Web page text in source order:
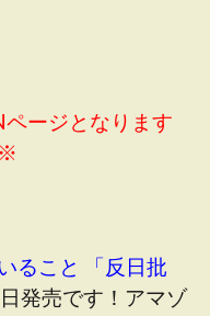
ージとなります
ること 「反日批
発売です！アマゾ